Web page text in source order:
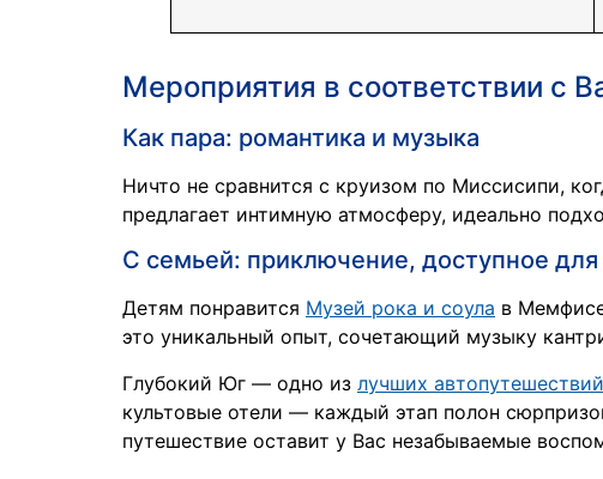
Мероприятия в соответствии с
Как пара: романтика и музыка
Ничто не сравнится с круизом по Миссисипи,
предлагает интимную атмосферу, идеально
С семьей: приключение, доступное для
Детям понравится Музей рока и соула в
это уникальный опыт, сочетающий музыку
Глубокий Юг — одно из лучших
культовые отели — каждый этап полон
путешествие оставит у Вас незабываемые